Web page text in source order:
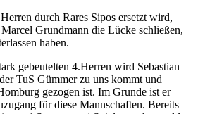
durch Rares Sipos ersetzt wird,
Grundmann die Lücke schließen,
haben.
gebeutelten 4.Herren wird Sebastian
TuS Gümmer zu uns kommt und
gezogen ist. Im Grunde ist er
für diese Mannschaften. Bereits